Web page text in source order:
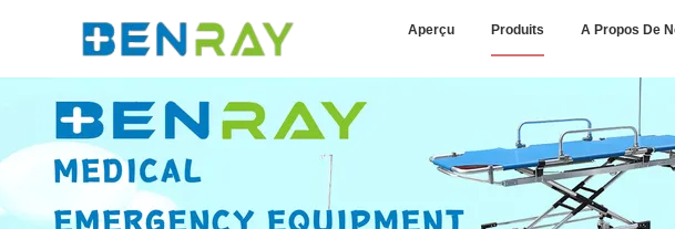
Aperçu Produits A Propos De